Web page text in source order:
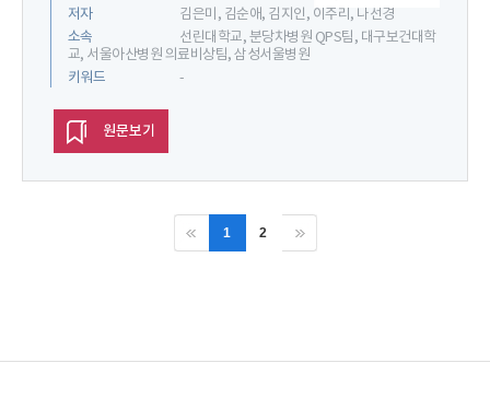
저자
김은미, 김순애, 김지인, 이주리, 나선경
소속
선린대학교, 분당차병원 QPS팀, 대구보건대학
교, 서울아산병원 의료비상팀, 삼성서울병원
키워드
-
원문보기
1 2